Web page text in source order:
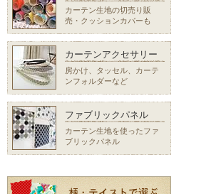
カーテン生地の切売り販
売・クッションカバーも
カーテンアクセサリー
房かけ、タッセル、カーテ
ンフォルダーなど
ファブリックパネル
カーテン生地を使ったファ
ブリックパネル